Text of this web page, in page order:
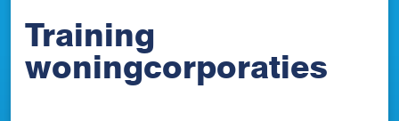
Training
woningcorporaties